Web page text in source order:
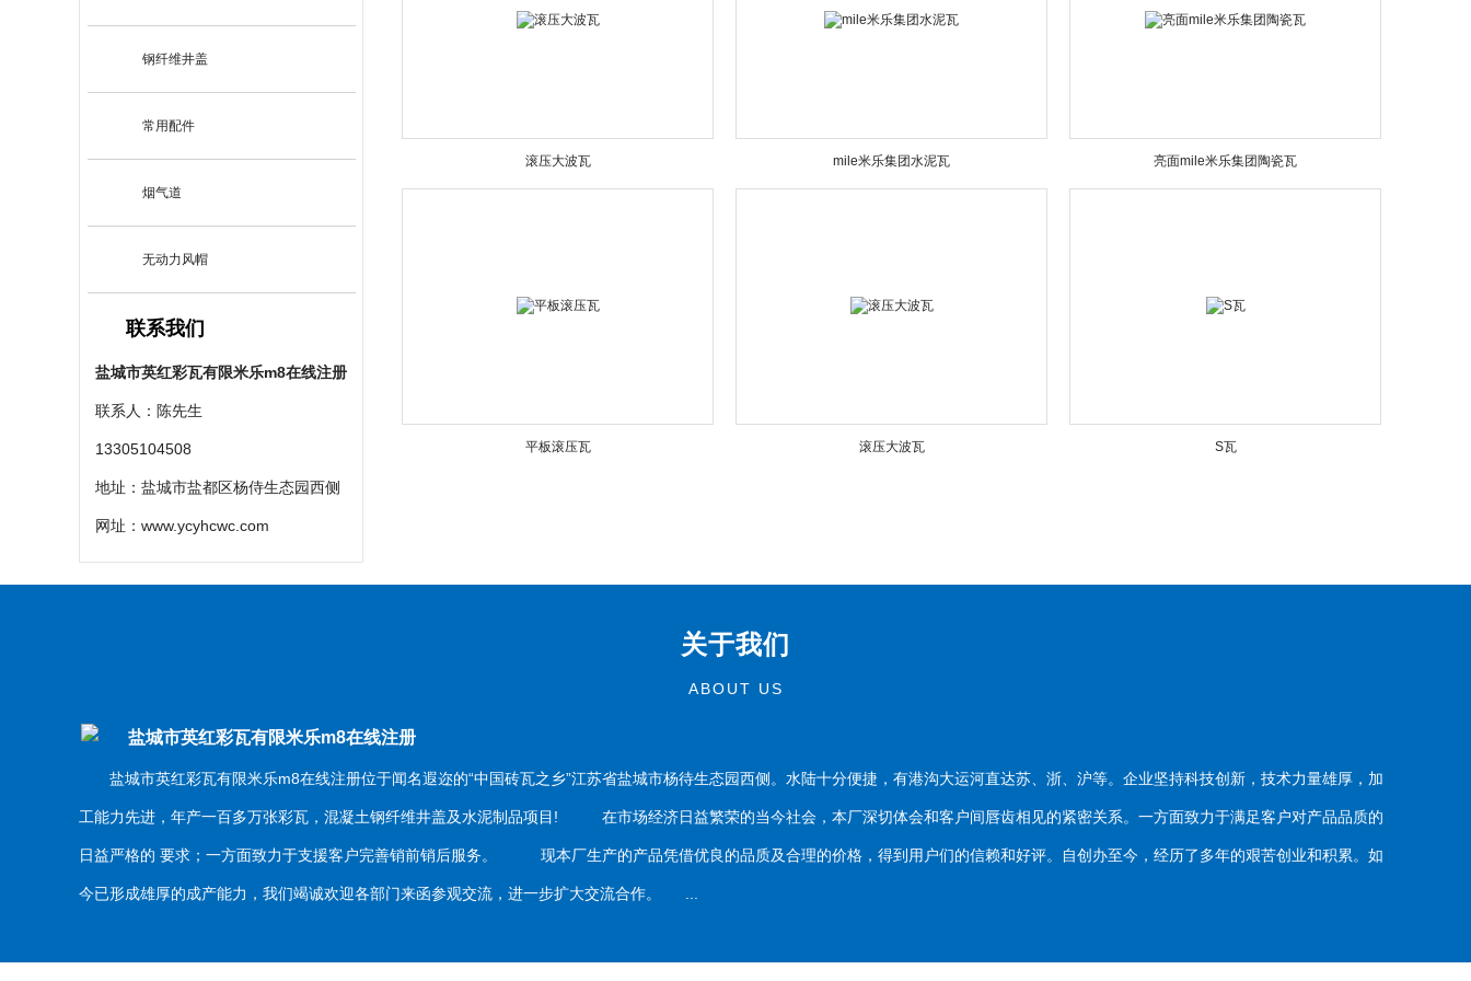
钢纤维井盖
常用配件
烟气道
无动力风帽
联系我们
盐城市英红彩瓦有限米乐m8在线注册
联系人：陈先生
13305104508
地址：盐城市盐都区杨侍生态园西侧
网址： www.ycyhcwc.com
滚压大波瓦 mile米乐集团水泥瓦 亮面mile米乐集团陶瓷瓦
平板滚压瓦 滚压大波瓦 S瓦
关于我们
ABOUT US
盐城市英红彩瓦有限米乐m8在线注册
盐城市英红彩瓦有限米乐m8在线注册位于闻名遐迩的“中国砖瓦之乡”江苏省盐城市杨待生态园西侧。水陆十分便捷，有港沟大运河直达苏、浙、沪等。企业坚持科技创新，技术力量雄厚，加
工能力先进，年产一百多万张彩瓦，混凝土钢纤维井盖及水泥制品项目! 在市场经济日益繁荣的当今社会，本厂深切体会和客户间唇齿相见的紧密关系。一方面致力于满足客户对产品品质的
日益严格的 要求；一方面致力于支援客户完善销前销后服务。 现本厂生产的产品凭借优良的品质及合理的价格，得到用户们的信赖和好评。自创办至今，经历了多年的艰苦创业和积累。如
今已形成雄厚的成产能力，我们竭诚欢迎各部门来函参观交流，进一步扩大交流合作。 ...